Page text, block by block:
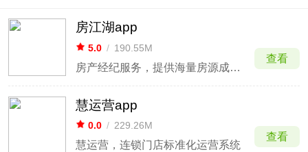
房江湖app
5.0 / 190.55M
房产经纪服务，提供海量房源成交数据查询。
查看
慧运营app
0.0 / 229.26M
慧运营，连锁门店标准化运营系统
查看